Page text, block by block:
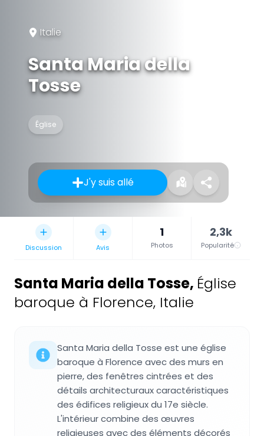
Italie
Santa Maria della
Tosse
Église
J'y suis allé
Discussion Avis
1
Photos
2,3k
Popularité
Santa Maria della Tosse, Église
baroque à Florence, Italie
Santa Maria della Tosse est une église
baroque à Florence avec des murs en
pierre, des fenêtres cintrées et des
détails architecturaux caractéristiques
des édifices religieux du 17e siècle.
L'intérieur combine des œuvres
religieuses avec des éléments décorés